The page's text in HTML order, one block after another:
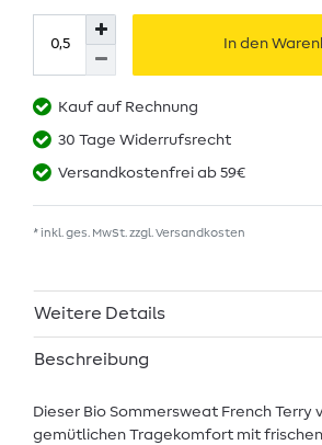
In den
Kauf auf Rechnung
30 Tage Widerrufsrecht
Versandkostenfrei ab 59€
* inkl. ges. MwSt. zzgl. Versandkosten
Weitere Details
Beschreibung
Dieser Bio Sommersweat French Terry
gemütlichen Tragekomfort mit